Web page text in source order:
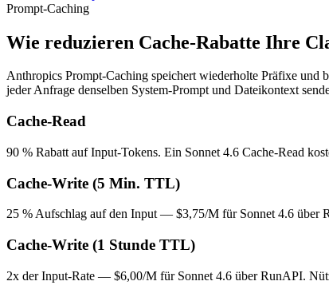
Prompt-Caching
Wie reduzieren Cache-Rabatte Ihre
Anthropics Prompt-Caching speichert wiederholte Präfixe und
jeder Anfrage denselben System-Prompt und Dateikontext
Cache-Read
90 % Rabatt auf Input-Tokens. Ein Sonnet 4.6 Cache-Read
Cache-Write (5 Min. TTL)
25 % Aufschlag auf den Input — $3,75/M für Sonnet 4.6 über
Cache-Write (1 Stunde TTL)
2x der Input-Rate — $6,00/M für Sonnet 4.6 über RunAPI.